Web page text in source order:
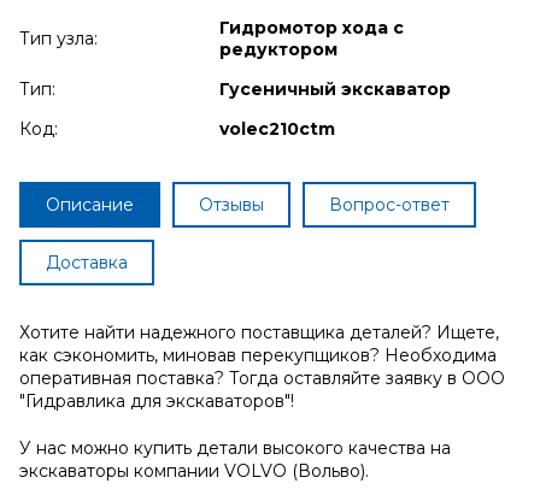
Тип узла:
Гидромотор хода с
редуктором
Тип:
Гусеничный экскаватор
Код:
volec210ctm
Описание Отзывы Вопрос-ответ
Доставка
Хотите найти надежного поставщика деталей? Ищете,
как сэкономить, миновав перекупщиков? Необходима
оперативная поставка? Тогда оставляйте заявку в ООО
"Гидравлика для экскаваторов"!
У нас можно купить детали высокого качества на
экскаваторы компании VOLVO (Вольво).